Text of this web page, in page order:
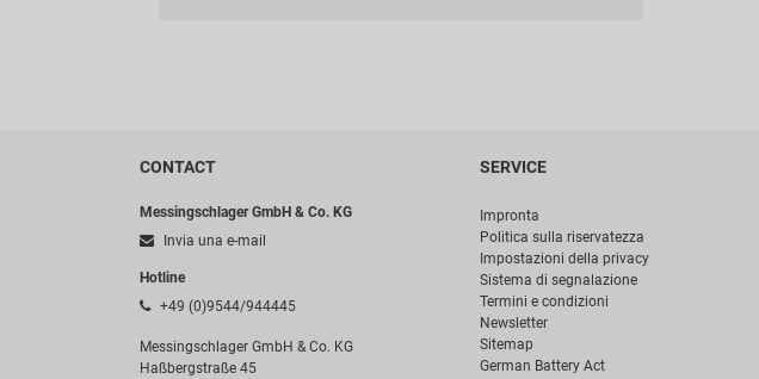
CONTACT
Messingschlager GmbH & Co. KG
Invia una e-mail
Hotline
+49 (0)9544/944445
Messingschlager GmbH & Co. KG
Haßbergstraße 45
SERVICE
Impronta
Politica sulla riservatezza
Impostazioni della privacy
Sistema di segnalazione
Termini e condizioni
Newsletter
Sitemap
German Battery Act